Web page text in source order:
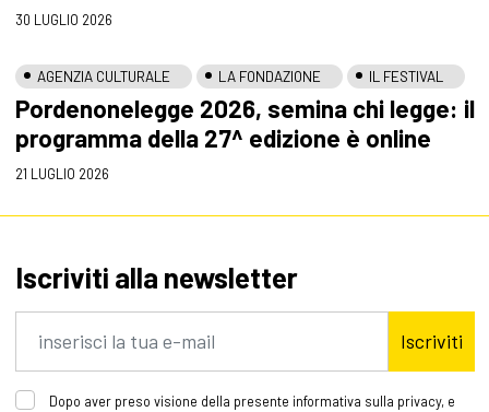
30 LUGLIO 2026
AGENZIA CULTURALE LA FONDAZIONE IL FESTIVAL
Pordenonelegge 2026, semina chi legge: il
programma della 27^ edizione è online
21 LUGLIO 2026
Iscriviti alla newsletter
Iscriviti
Dopo aver preso visione della presente informativa sulla privacy, e